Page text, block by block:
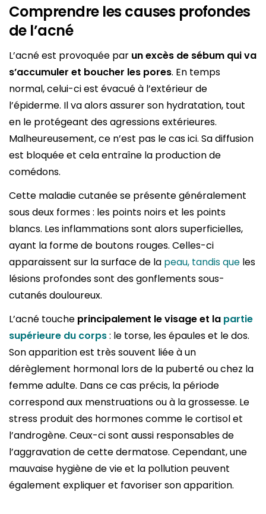
Comprendre les causes profondes
de l’acné
L’acné est provoquée par un excès de sébum qui va
s’accumuler et boucher les pores. En temps
normal, celui-ci est évacué à l’extérieur de
l’épiderme. Il va alors assurer son hydratation, tout
en le protégeant des agressions extérieures.
Malheureusement, ce n’est pas le cas ici. Sa diffusion
est bloquée et cela entraîne la production de
comédons.
Cette maladie cutanée se présente généralement
sous deux formes : les points noirs et les points
blancs. Les inflammations sont alors superficielles,
ayant la forme de boutons rouges. Celles-ci
apparaissent sur la surface de la peau, tandis que les
lésions profondes sont des gonflements sous-
cutanés douloureux.
L’acné touche principalement le visage et la partie
supérieure du corps: le torse, les épaules et le dos.
Son apparition est très souvent liée à un
dérèglement hormonal lors de la puberté ou chez la
femme adulte. Dans ce cas précis, la période
correspond aux menstruations ou à la grossesse. Le
stress produit des hormones comme le cortisol et
l’androgène. Ceux-ci sont aussi responsables de
l’aggravation de cette dermatose. Cependant, une
mauvaise hygiène de vie et la pollution peuvent
également expliquer et favoriser son apparition.